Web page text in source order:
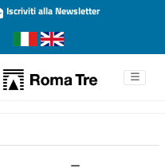
Iscriviti alla Newsletter